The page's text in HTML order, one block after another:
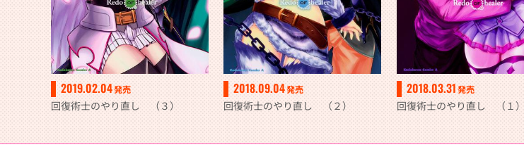
2019.02.04発売
回復術士のやり直し （３）
2018.09.04発売
回復術士のやり直し （２）
2018.03.31発売
回復術士のやり直し （１）